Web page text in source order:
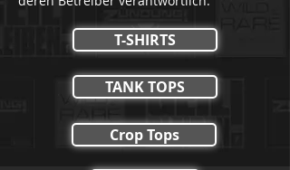
T-SHIRTS
TANK TOPS
Crop Tops